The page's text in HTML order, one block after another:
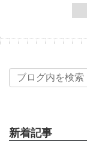
新着記事